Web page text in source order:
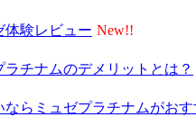
体験レビュー
チナムのデメリットとは？
らミュゼプラチナムがおす